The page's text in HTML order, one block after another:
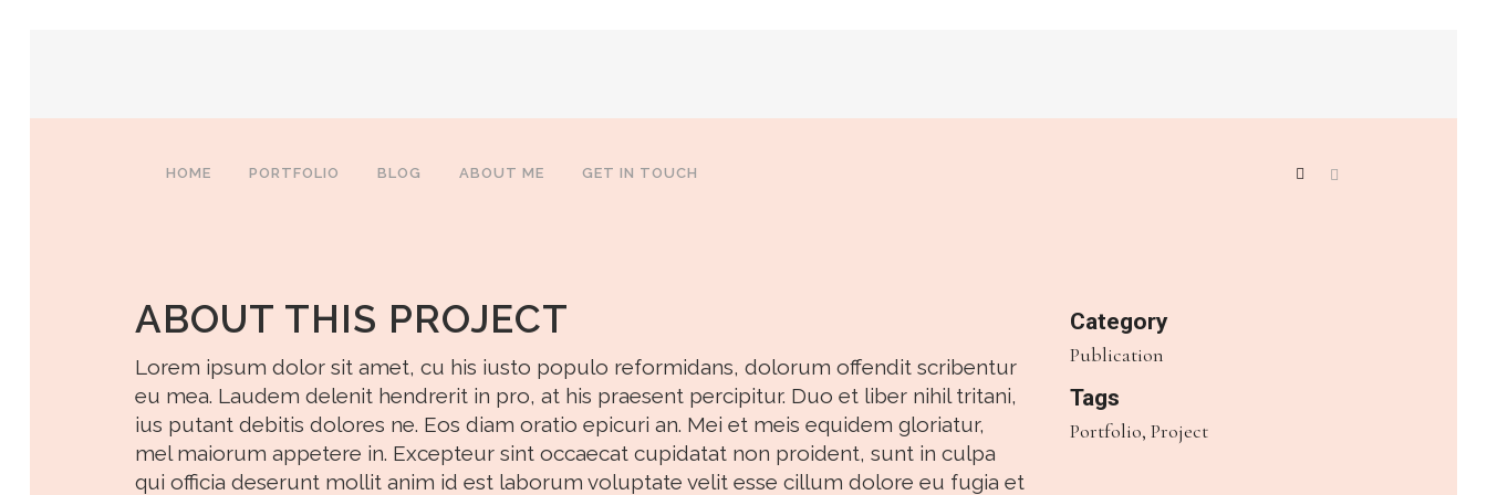
HOME PORTFOLIO BLOG ABOUT ME GET IN TOUCH
ABOUT THIS PROJECT
Lorem ipsum dolor sit amet, cu his iusto populo reformidans, dolorum offendit scribentur
eu mea. Laudem delenit hendrerit in pro, at his praesent percipitur. Duo et liber nihil tritani,
ius putant debitis dolores ne. Eos diam oratio epicuri an. Mei et meis equidem gloriatur,
mel maiorum appetere in. Excepteur sint occaecat cupidatat non proident, sunt in culpa
qui officia deserunt mollit anim id est laborum voluptate velit esse cillum dolore eu fugia et
Category
Publication
Tags
Portfolio, Project